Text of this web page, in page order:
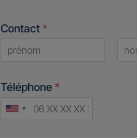
Contact *
Téléphone *
United